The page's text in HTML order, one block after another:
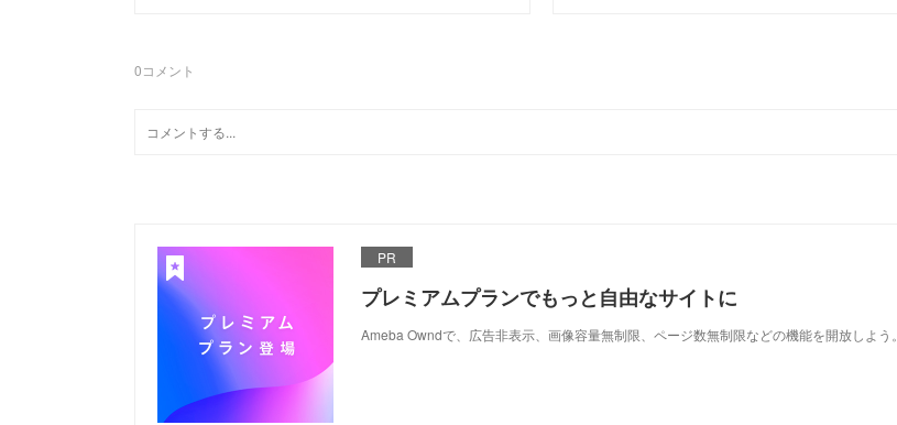
0コメント
PR
プレミアムプランでもっと自由なサイトに
Ameba Owndで、広告非表示、画像容量無制限、ページ数無制限などの機能を開放しよう。